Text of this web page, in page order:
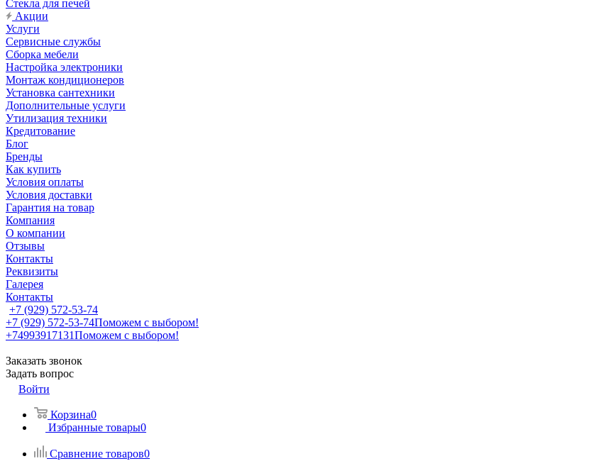
Стекла для печей
Акции
Услуги
Сервисные службы
Сборка мебели
Настройка электроники
Монтаж кондиционеров
Установка сантехники
Дополнительные услуги
Утилизация техники
Кредитование
Блог
Бренды
Как купить
Условия оплаты
Условия доставки
Гарантия на товар
Компания
О компании
Отзывы
Контакты
Реквизиты
Галерея
Контакты
+7 (929) 572-53-74
+7 (929) 572-53-74Поможем с выбором!
+74993917131Поможем с выбором!
Заказать звонок
Задать вопрос
Войти
Корзина0
Избранные товары0
Сравнение товаров0